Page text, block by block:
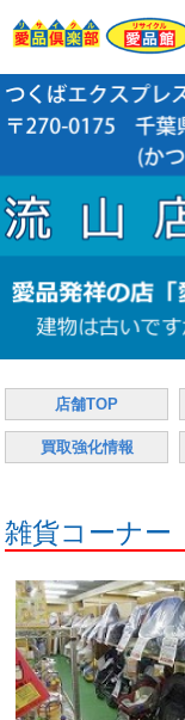
店舗TOP
買取強化情報
雑貨コーナー